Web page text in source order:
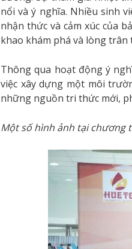
nổi và ý nghĩa. Nhiều sinh
nhận thức và cảm xúc của
khao khám phá và lòng trân
Thông qua hoạt động ý
việc xây dựng một môi
những nguồn tri thức mới,
Một số hình ảnh tại chương